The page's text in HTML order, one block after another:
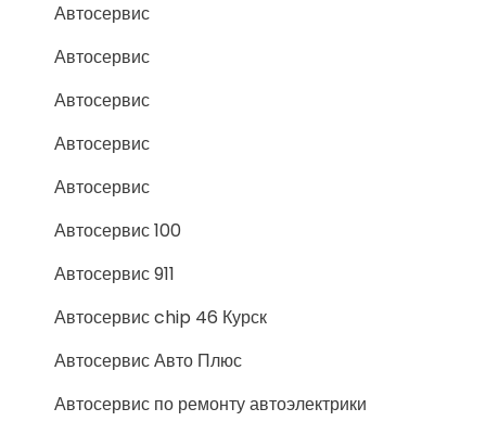
Автосервис
Автосервис
Автосервис
Автосервис
Автосервис
Автосервис 100
Автосервис 911
Автосервис chip 46 Курск
Автосервис Авто Плюс
Автосервис по ремонту автоэлектрики